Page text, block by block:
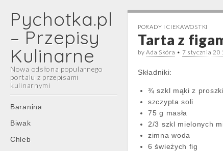
Pychotka.pl
– Przepisy
Kulinarne
Nowa odsłona popularnego
portalu z przepisami
kulinarnymi
Main
menu
Skip
content
Baranina
Biwak
Chleb
PORADY I CIEKAWOSTKI
Tarta z
byAda Skóra • 7 stycznia
Składniki:
¾ szkl mąki z
szczypta soli
75 g masła
2/3 szkl mielonych
zimna woda
6 świeżych fig